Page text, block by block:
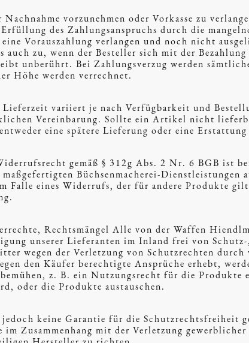
vorzunehmen oder Vorkasse zu
des Zahlungsanspruchs durch die
Vorauszahlung verlangen und noch nicht
auch zu, wenn der Besteller sich mit der
unberührt. Bei Zahlungsverzug werden
Höhe werden verrechnet.
variiert je nach Verfügbarkeit und
Vereinbarung. Sollte ein Artikel nicht
eine spätere Lieferung oder eine Erstattung
gemäß § 312g Abs. 2 Nr. 6 BGB ist
Büchsenmacherei-Dienstleistungen
Falle eines Widerrufs, der für andere Produkte
Rechtsmängel Alle von der Waffen
unserer Lieferanten im Inland frei von
wegen der Verletzung von Schutzrechten durch
den Käufer berechtigte Ansprüche erhebt,
z. B. ein Nutzungsrecht für die Produkte
oder die Produkte austauschen.
keine Garantie für die Schutzrechtsfreiheit
im Zusammenhang mit der Verletzung